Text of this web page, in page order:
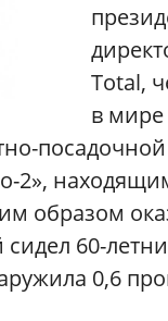
Тоtal,
в мире
2»,
образом
60-
0,6